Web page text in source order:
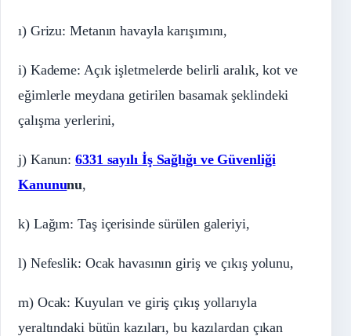
ı) Grizu: Metanın havayla karışımını,
i) Kademe: Açık işletmelerde belirli aralık, kot ve
eğimlerle meydana getirilen basamak şeklindeki
çalışma yerlerini,
j) Kanun: 6331 sayılı İş Sağlığı ve Güvenliği
Kanununu,
k) Lağım: Taş içerisinde sürülen galeriyi,
l) Nefeslik: Ocak havasının giriş ve çıkış yolunu,
m) Ocak: Kuyuları ve giriş çıkış yollarıyla
yeraltındaki bütün kazıları, bu kazılardan çıkan